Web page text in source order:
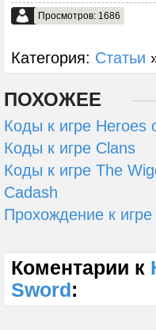
Просмотров: 1686
Категория: Статьи
ПОХОЖЕЕ
Коды к игре Heroes
Коды к игре Clans
Коды к игре The
Cadash
Прохождение к
Коментарии к
Sword :